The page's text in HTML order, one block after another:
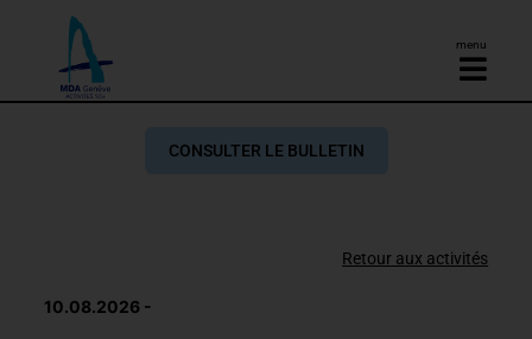
menu
CONSULTER LE BULLETIN
Retour aux activités
10.08.2026